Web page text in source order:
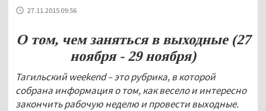
27.11.2015 09:56
О том, чем заняться в выходные (27
ноября - 29 ноября)
Тагильскийweekend – это рубрика, в которой
собрана информация о том, как весело и интересно
закончить рабочую неделю и провести выходные.